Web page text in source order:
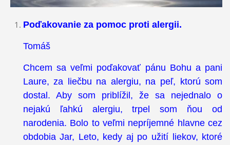
Poďakovanie za pomoc proti alergii.
Tomáš
Chcem sa veľmi poďakovať pánu Bohu a pani
Laure, za liečbu na alergiu, na peľ, ktorú som
dostal. Aby som priblížil, že sa nejednalo o
nejakú ľahkú alergiu, trpel som ňou od
narodenia. Bolo to veľmi nepríjemné hlavne cez
obdobia Jar, Leto, kedy aj po užití liekov, ktoré